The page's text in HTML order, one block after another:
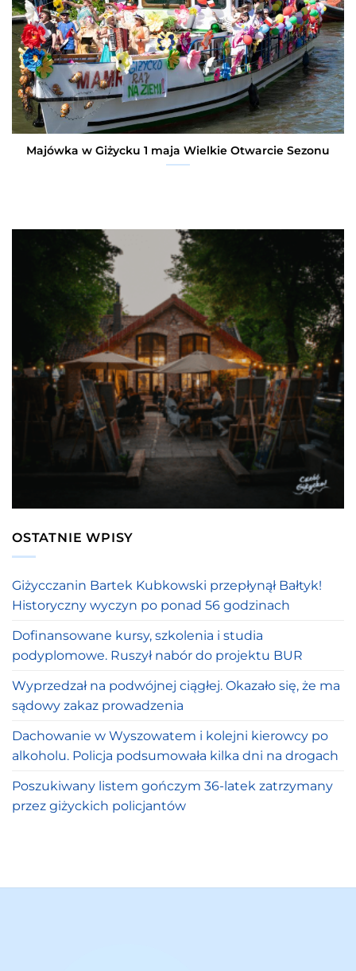
Majówka w Giżycku 1 maja Wielkie Otwarcie Sezonu
OSTATNIE WPISY
Giżycczanin Bartek Kubkowski przepłynął Bałtyk!
Historyczny wyczyn po ponad 56 godzinach
Dofinansowane kursy, szkolenia i studia
podyplomowe. Ruszył nabór do projektu BUR
Wyprzedzał na podwójnej ciągłej. Okazało się, że ma
sądowy zakaz prowadzenia
Dachowanie w Wyszowatem i kolejni kierowcy po
alkoholu. Policja podsumowała kilka dni na drogach
Poszukiwany listem gończym 36-latek zatrzymany
przez giżyckich policjantów